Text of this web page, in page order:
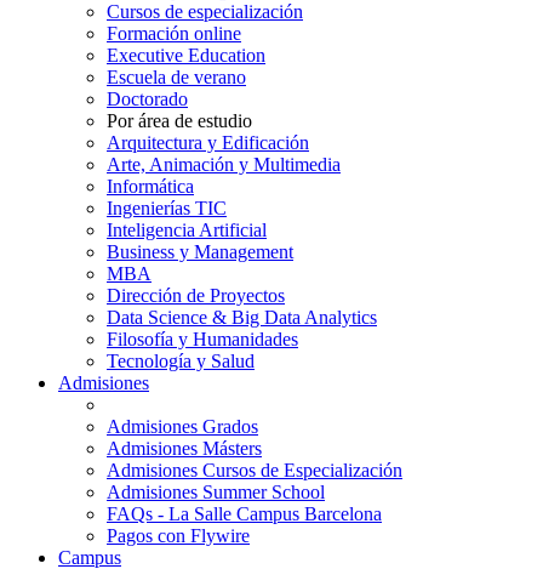
Cursos de especialización
Formación online
Executive Education
Escuela de verano
Doctorado
Por área de estudio
Arquitectura y Edificación
Arte, Animación y Multimedia
Informática
Ingenierías TIC
Inteligencia Artificial
Business y Management
MBA
Dirección de Proyectos
Data Science & Big Data Analytics
Filosofía y Humanidades
Tecnología y Salud
Admisiones
Admisiones Grados
Admisiones Másters
Admisiones Cursos de Especialización
Admisiones Summer School
FAQs - La Salle Campus Barcelona
Pagos con Flywire
Campus